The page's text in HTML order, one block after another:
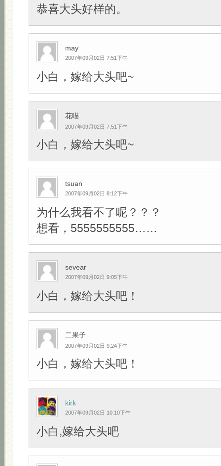
恭喜大头好样的。
may
2007年09月02日 7:51下午
小白，嫁给大头吧~
花喵
2007年09月02日 7:51下午
小白，嫁给大头吧~
tsuan
2007年09月02日 8:12下午
为什么我看不了呢？？？
想看，5555555555……
sevear
2007年09月02日 9:05下午
小白，嫁给大头吧！
二果子
2007年09月02日 9:24下午
小白，嫁给大头吧！
kirk
2007年09月02日 10:10下午
小白,嫁给大头吧